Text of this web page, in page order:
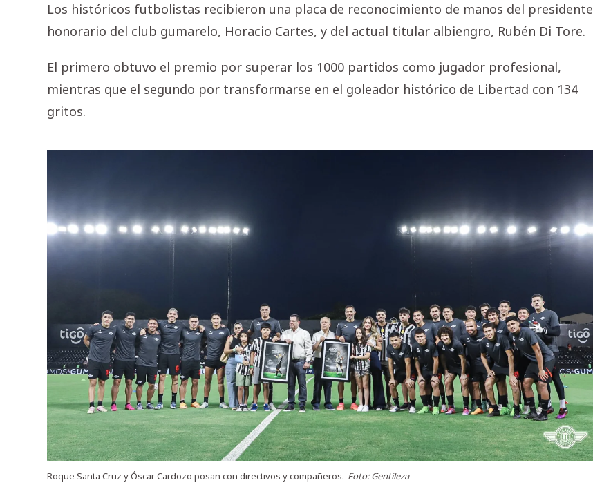
Los históricos futbolistas recibieron una placa de reconocimiento de manos del presidente
honorario del club gumarelo, Horacio Cartes, y del actual titular albiengro, Rubén Di Tore.
El primero obtuvo el premio por superar los 1000 partidos como jugador profesional,
mientras que el segundo por transformarse en el goleador histórico de Libertad con 134
gritos.
Roque Santa Cruz y Óscar Cardozo posan con directivos y compañeros. Foto: Gentileza